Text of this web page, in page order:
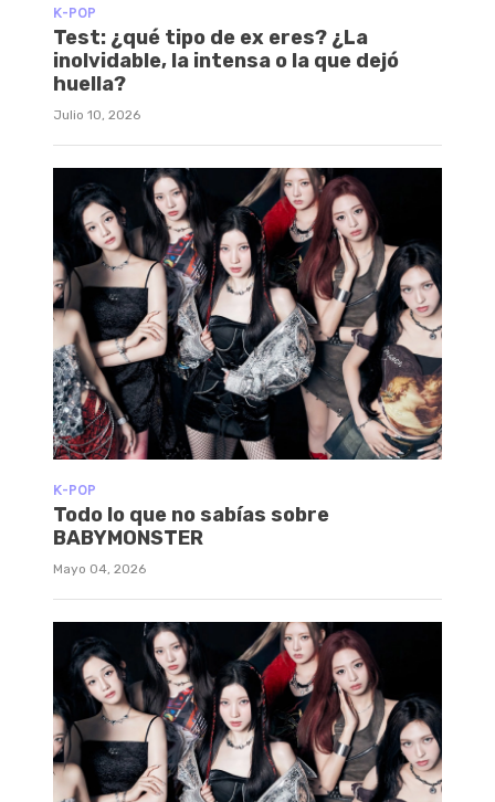
K-POP
Test: ¿qué tipo de ex eres? ¿La
inolvidable, la intensa o la que dejó
huella?
Julio 10, 2026
K-POP
Todo lo que no sabías sobre
BABYMONSTER
Mayo 04, 2026